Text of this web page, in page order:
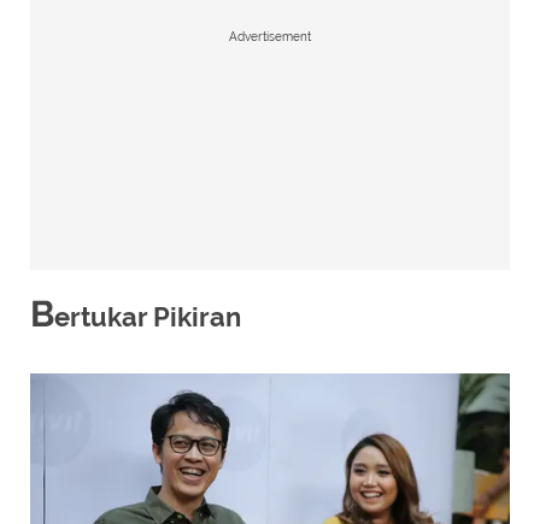
Advertisement
Bertukar Pikiran